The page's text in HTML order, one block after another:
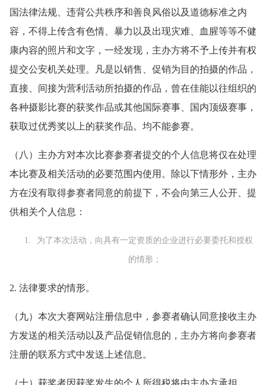
国法律法规、违背公共秩序和善良风俗以及道德标准之内
容，不得上传含有色情、暴力以及出现灾难、血腥等等不健
康内容的照片和文字，一经发现，主办方将不予上传并有权
提交公安机关处理。凡是以销售、促销为目的拍摄的作品，
直接、间接为营利活动所拍摄的作品，曾在佳能以往组织的
各种摄影比赛的获奖作品或其他国际赛事、国内顶级赛事，
获取过优秀奖以上的获奖作品。均不能参赛。
（八）主办方对本次比赛参赛者提交的个人信息将仅在处理
本比赛及相关活动的必要范围内使用。除以下情形外，主办
方在没有取得参赛者同意的前提下，不会向第三人公开、提
供相关个人信息：
为了本次活动，向具有一定资质的企业进行必要委托和授权
的情形；
2. 法律要求的情形。
（九）本次大赛网站注册信息中，参赛者确认同意接收主办
方发送的相关活动以及产品促销信息的，主办方将向参赛者
注册的联系方式中发送上述信息。